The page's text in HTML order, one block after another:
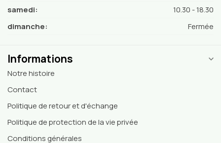
samedi:
10.30 - 18.30
dimanche:
Fermée
Informations
Notre histoire
Contact
Politique de retour et d'échange
Politique de protection de la vie privée
Conditions générales